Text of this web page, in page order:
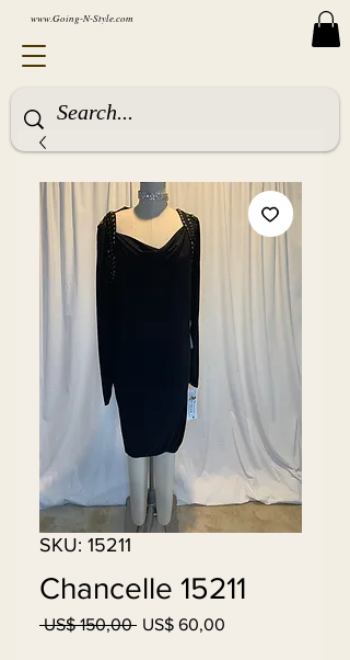
www.Going-N-Style.com
SKU: 15211
Chancelle 15211
US$ 150,00 Preço
US$ 60,00